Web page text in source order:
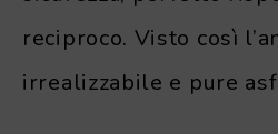
reciproco. Visto così
irrealizzabile e pure